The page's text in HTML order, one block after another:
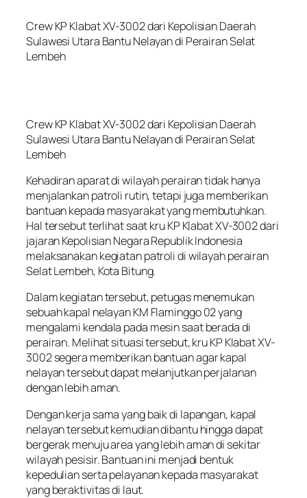
Crew KP Klabat XV-3002 dari Kepolisian Daerah
Sulawesi Utara Bantu Nelayan di Perairan Selat
Lembeh
Crew KP Klabat XV-3002 dari Kepolisian Daerah
Sulawesi Utara Bantu Nelayan di Perairan Selat
Lembeh
Kehadiran aparat di wilayah perairan tidak hanya
menjalankan patroli rutin, tetapi juga memberikan
bantuan kepada masyarakat yang membutuhkan.
Hal tersebut terlihat saat kru KP Klabat XV-3002 dari
jajaran Kepolisian Negara Republik Indonesia
melaksanakan kegiatan patroli di wilayah perairan
Selat Lembeh, Kota Bitung.
Dalam kegiatan tersebut, petugas menemukan
sebuah kapal nelayan KM Flaminggo 02 yang
mengalami kendala pada mesin saat berada di
perairan. Melihat situasi tersebut, kru KP Klabat XV-
3002 segera memberikan bantuan agar kapal
nelayan tersebut dapat melanjutkan perjalanan
dengan lebih aman.
Dengan kerja sama yang baik di lapangan, kapal
nelayan tersebut kemudian dibantu hingga dapat
bergerak menuju area yang lebih aman di sekitar
wilayah pesisir. Bantuan ini menjadi bentuk
kepedulian serta pelayanan kepada masyarakat
yang beraktivitas di laut.